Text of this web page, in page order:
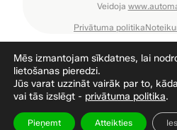
Veidoja
Privātuma politika
Mēs izmantojam sīkdatnes, lai
lietošanas pieredzi.
Jūs varat uzzināt vairāk par to,
vai tās izslēgt - privātuma politika.
Pieņemt Atteikties